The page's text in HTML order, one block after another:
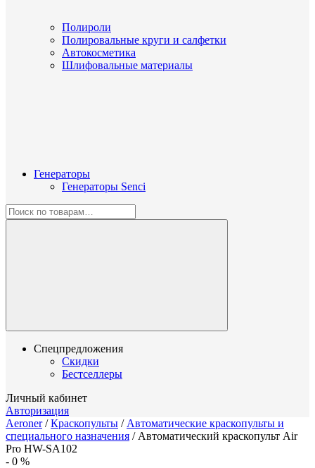
Полироли
Полировальные круги и салфетки
Автокосметика
Шлифовальные материалы
Генераторы
Генераторы Senci
Спецпредложения
Скидки
Бестселлеры
Личный кабинет
Авторизация
Aeroner/Краскопульты / Автоматические краскопульты и
специального назначения / Автоматический краскопульт Air
Pro HW-SA102
- 0 %